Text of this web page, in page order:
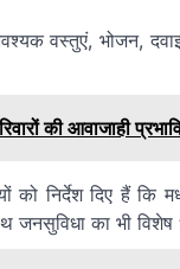
आवश्यक वस्तुएं, भोजन,
की आवाजाही
को निर्देश दिए हैं
जनसुविधा का भी विशेष